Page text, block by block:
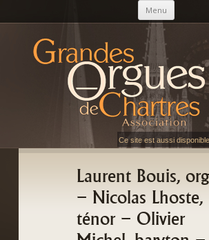
Menu Skip to
AGOC
Les Grandes Orgues de Chartres
Ce site est aussi
Laurent Bouis,
– Nicolas Lhoste,
ténor – Olivier